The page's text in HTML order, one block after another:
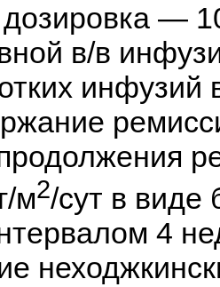
—
в/в
инфузий
м2/сут в виде
4